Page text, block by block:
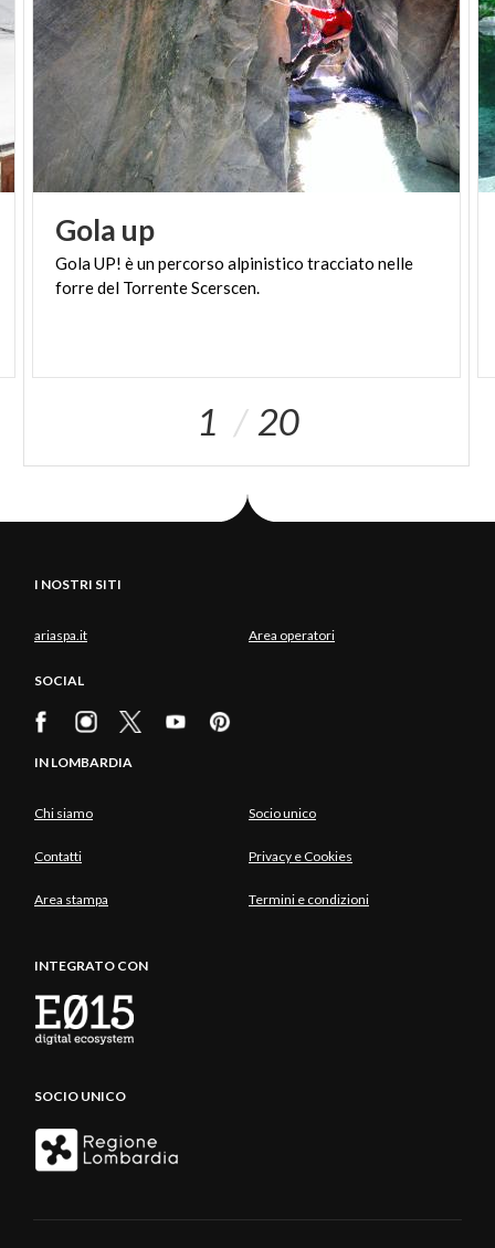
Gola up
GolaUP! èunpercorso alpinistico tracciato nelle
forredel TorrenteScerscen.
1 20
I NOSTRI SITI
ariaspa.it Area operatori
SOCIAL
IN LOMBARDIA
Chi siamo Socio unico
Contatti Privacy e Cookies
Area stampa Termini e condizioni
INTEGRATO CON
SOCIO UNICO